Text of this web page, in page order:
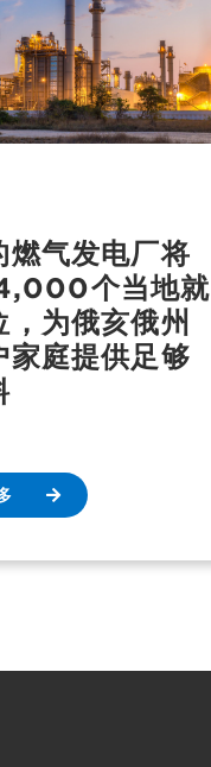
燃气发电厂将
个当地就
，为俄亥俄州
家庭提供足够